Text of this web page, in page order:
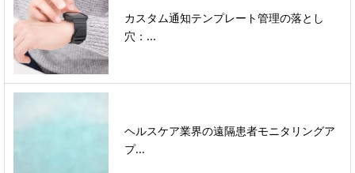
カスタム通知テンプレート管理の落とし
穴：...
ヘルスケア業界の遠隔患者モニタリングア
プ...